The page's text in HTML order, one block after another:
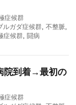
症候群
ルガダ症候群, 不整脈,
症候群, 闘病
院到着→最初の
症候群